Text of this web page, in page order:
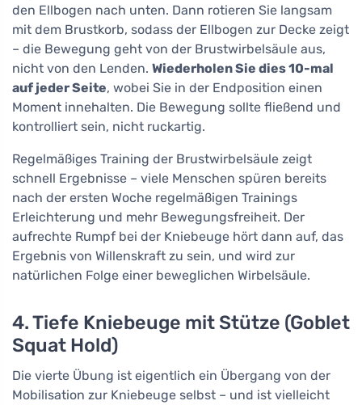
den Ellbogen nach unten. Dann rotieren Sie langsam
mit dem Brustkorb, sodass der Ellbogen zur Decke zeigt
– die Bewegung geht von der Brustwirbelsäule aus,
nicht von den Lenden. Wiederholen Sie dies 10-mal
auf jeder Seite, wobei Sie in der Endposition einen
Moment innehalten. Die Bewegung sollte fließend und
kontrolliert sein, nicht ruckartig.
Regelmäßiges Training der Brustwirbelsäule zeigt
schnell Ergebnisse – viele Menschen spüren bereits
nach der ersten Woche regelmäßigen Trainings
Erleichterung und mehr Bewegungsfreiheit. Der
aufrechte Rumpf bei der Kniebeuge hört dann auf, das
Ergebnis von Willenskraft zu sein, und wird zur
natürlichen Folge einer beweglichen Wirbelsäule.
4. Tiefe Kniebeuge mit Stütze (Goblet
Squat Hold)
Die vierte Übung ist eigentlich ein Übergang von der
Mobilisation zur Kniebeuge selbst – und ist vielleicht